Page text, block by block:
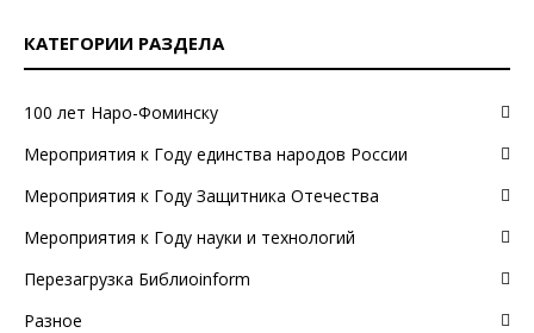
КАТЕГОРИИ РАЗДЕЛА
100 лет Наро-Фоминску
Мероприятия к Году единства народов России
Мероприятия к Году Защитника Отечества
Мероприятия к Году науки и технологий
Перезагрузка Библиоinform
Разное